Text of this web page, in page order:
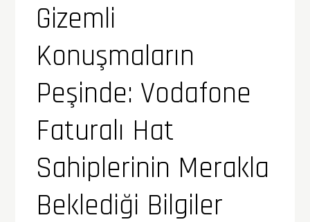
Gizemli
Konuşmaların
Peşinde: Vodafone
Faturalı Hat
Sahiplerinin Merakla
Beklediği Bilgiler